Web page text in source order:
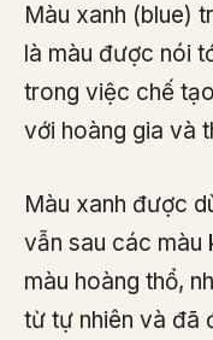
Màu xanh (blue)
là màu được nói
trong việc chế
với hoàng gia và
Màu xanh được
vẫn sau các màu
màu hoàng thổ,
từ tự nhiên và đã